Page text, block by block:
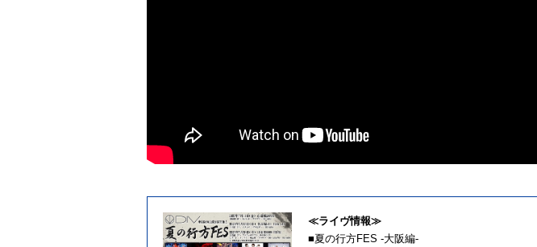
≪ライヴ情報≫
■夏の行方FES -大阪編-